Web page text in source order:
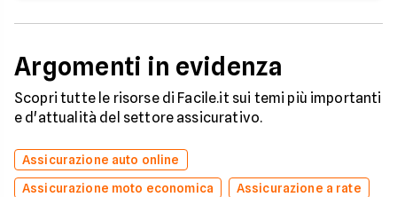
Argomenti in evidenza
Scopri tutte le risorse di Facile.it sui temi più importanti
e d'attualità del settore assicurativo.
Assicurazione auto online
Assicurazione moto economica
Assicurazione a rate